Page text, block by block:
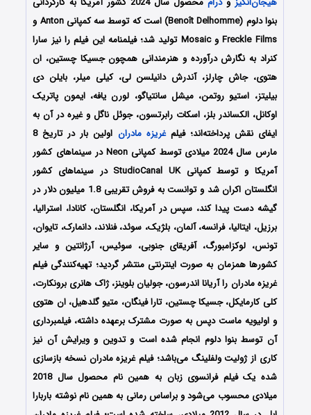
بنوا دلوم (Benoît Delhomme) است که توسط سه کمپانی‌ Anton و
Freckle Films و Mosaic تولید شد؛ فیلمنامه این فیلم را نیز سارا
کنراد به نگارش درآورده و هنرمندانی همچون جسیکا چستین، ان
هتوی، جاش چارلز، آندرش دانیلسن لی، کیلی میلر، بایلن دی
بیلیتز، استیو روتمن، میشل سانتیاگو، لورن یافه، ایمون پاتریک
اوکانل، الکساندر بلز، اسکات رابرتسون، جوئل ناگل و غیره در آن به
ایفای نقش پرداخته‌اند؛ فیلمغریزه مادران
اولین بار در تاریخ 8
مارس سال 2024 میلادی توسط کمپانی‌‌ Neon در سینماهای کشور
آمریکا و توسط کمپانی StudioCanal UK در سینماهای کشور
انگلستان اکران شد و توانست به فروش تقریبی 1.8 میلیون دلار در
گیشه دست پیدا کند، سپس در آمریکا، انگلستان، کانادا، استرالیا،
برزیل، ایتالیا، فرانسه، آلمان، بلژیک، سوئد، فنلاند، دانمارک، تایوان،
تونس، لوکزامبورگ، آفریقای جنوبی، سوئیس، آرژانتین و سایر
کشورها همزمان به صورت اینترنتی منتشر گردید؛ تهیه‌کنندگی فیلم
غریزه مادران را آریانا اندرسون، جولیان بلوینز، ژاک هانری برونکارت،
کلی کارمایکل، جسیکا چستین، تارا فینگان، متیو گلدهیل، ان هتوی
و اولیویه ماست دپس به صورت مشترک برعهده داشته، فیلمبرداری
آن توسط بنوا دلوم انجام شده است و تدوین و ویرایش آن نیز
کاری از ژولیت ولفلینگ می‌باشد؛ فیلم غریزه مادران نسخه بازسازی
شده یک فیلم فرانسوی زبان به همین نام محصول سال 2018
میلادی محسوب می‌شود و براساس رمانی به همین نام نوشته باربارا